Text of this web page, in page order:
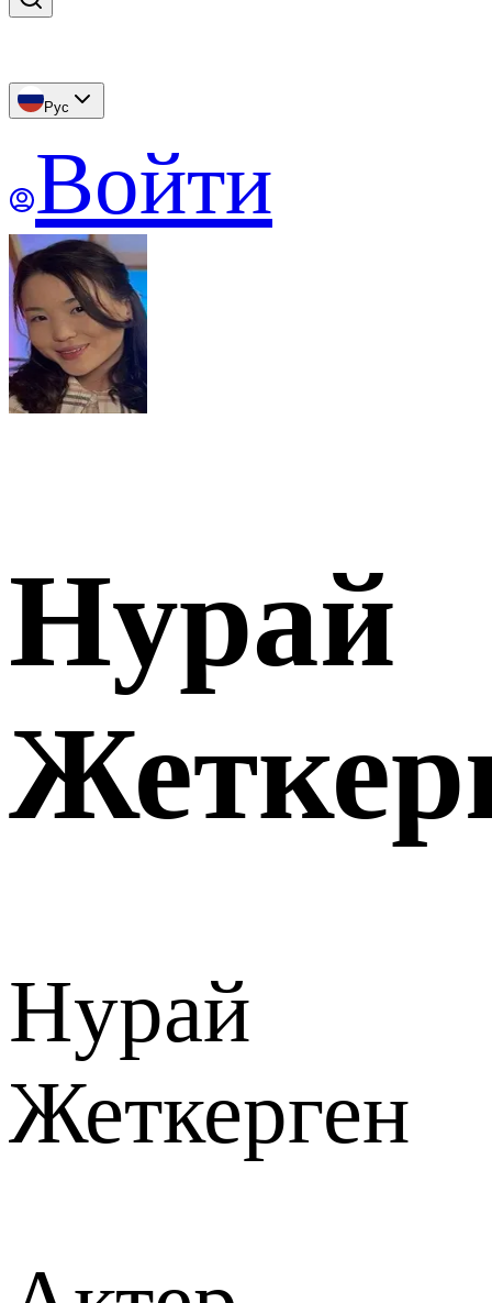
Рус
Войти
Нурай
Нурай
Жеткерген